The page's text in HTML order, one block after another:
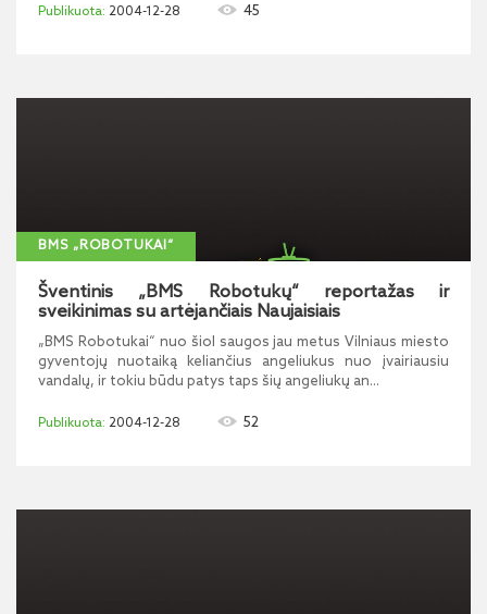
2004-12-28 45
BMS „ROBOTUKAI“
Šventinis „BMS Robotukų“ reportažas ir
sveikinimas su artėjančiais Naujaisiais
„BMS Robotukai“ nuo šiol saugos jau metus Vilniaus miesto
gyventojų nuotaiką keliančius angeliukus nuo įvairiausiu
vandalų, ir tokiu būdu patys taps šių angeliukų an...
2004-12-28 52